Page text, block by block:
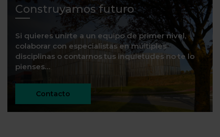
Construyamos futuro
Si quieres unirte a un equipo de primer nivel,
colaborar con especialistas en múltiples
disciplinas o contarnos tus inquietudes no te lo
pienses…
Contacto